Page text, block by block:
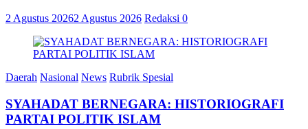
2 Agustus 20262 Agustus 2026 Redaksi 0
Daerah Nasional News Rubrik Spesial
SYAHADAT BERNEGARA: HISTORIOGRAFI
PARTAI POLITIK ISLAM